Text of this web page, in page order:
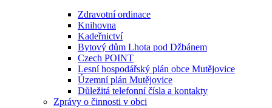
Zdravotní ordinace
Knihovna
Kadeřnictví
Bytový dům Lhota pod Džbánem
Czech POINT
Lesní hospodářský plán obce Mutějovice
Územní plán Mutějovice
Důležitá telefonní čísla a kontakty
Zprávy o činnosti v obci